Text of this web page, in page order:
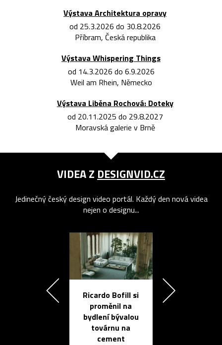
Výstava Architektura opravy
od 25.3.2026 do 30.8.2026
Příbram, Česká republika
Výstava Whispering Things
od 14.3.2026 do 6.9.2026
Weil am Rhein, Německo
Výstava Liběna Rochová: Doteky
od 20.11.2025 do 29.8.2027
Moravská galerie v Brně
VIDEA Z DESIGNVID.CZ
Jedinečný český design video portál. Každý den nová videa
nejen o designu...
Ricardo Bofill si
proměnil na
bydlení bývalou
továrnu na
cement